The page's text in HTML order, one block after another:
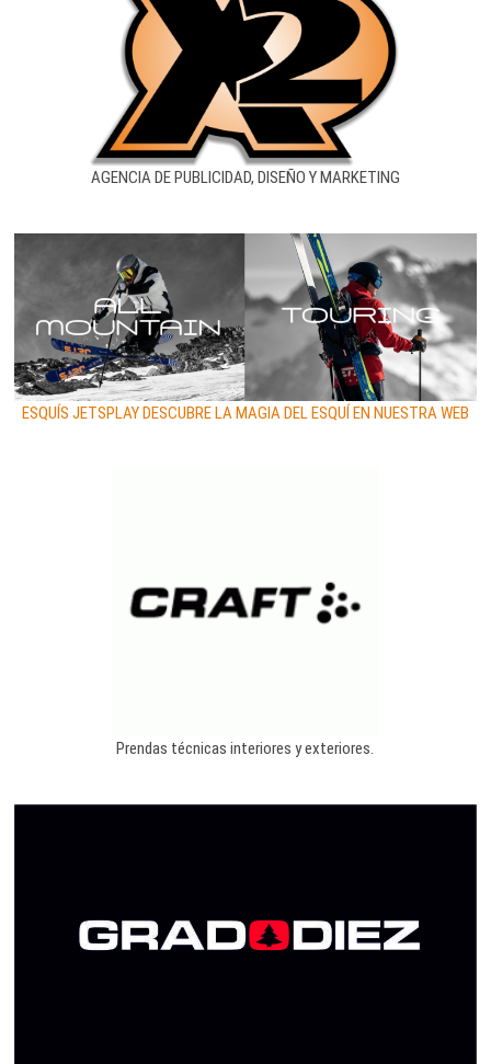
AGENCIA DE PUBLICIDAD, DISEÑO Y MARKETING
ESQUÍS JETSPLAY DESCUBRE LA MAGIA DEL ESQUÍ EN NUESTRA WEB
Prendas técnicas interiores y exteriores.